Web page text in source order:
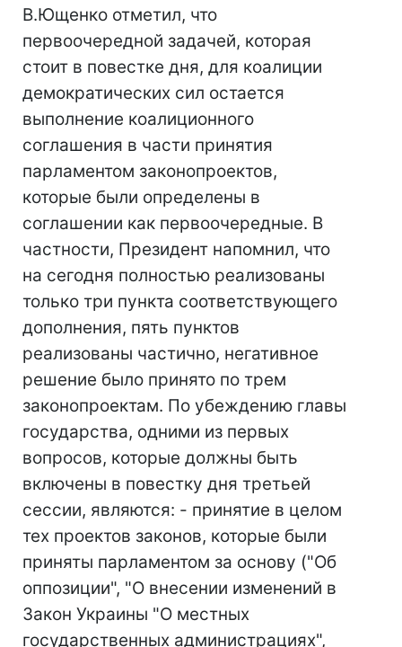
В.Ющенко отметил, что
первоочередной задачей, которая
стоит в повестке дня, для коалиции
демократических сил остается
выполнение коалиционного
соглашения в части принятия
парламентом законопроектов,
которые были определены в
соглашении как первоочередные. В
частности, Президент напомнил, что
на сегодня полностью реализованы
только три пункта соответствующего
дополнения, пять пунктов
реализованы частично, негативное
решение было принято по трем
законопроектам. По убеждению главы
государства, одними из первых
вопросов, которые должны быть
включены в повестку дня третьей
сессии, являются: - принятие в целом
тех проектов законов, которые были
приняты парламентом за основу ("Об
оппозиции", "О внесении изменений в
Закон Украины "О местных
государственных администрациях",